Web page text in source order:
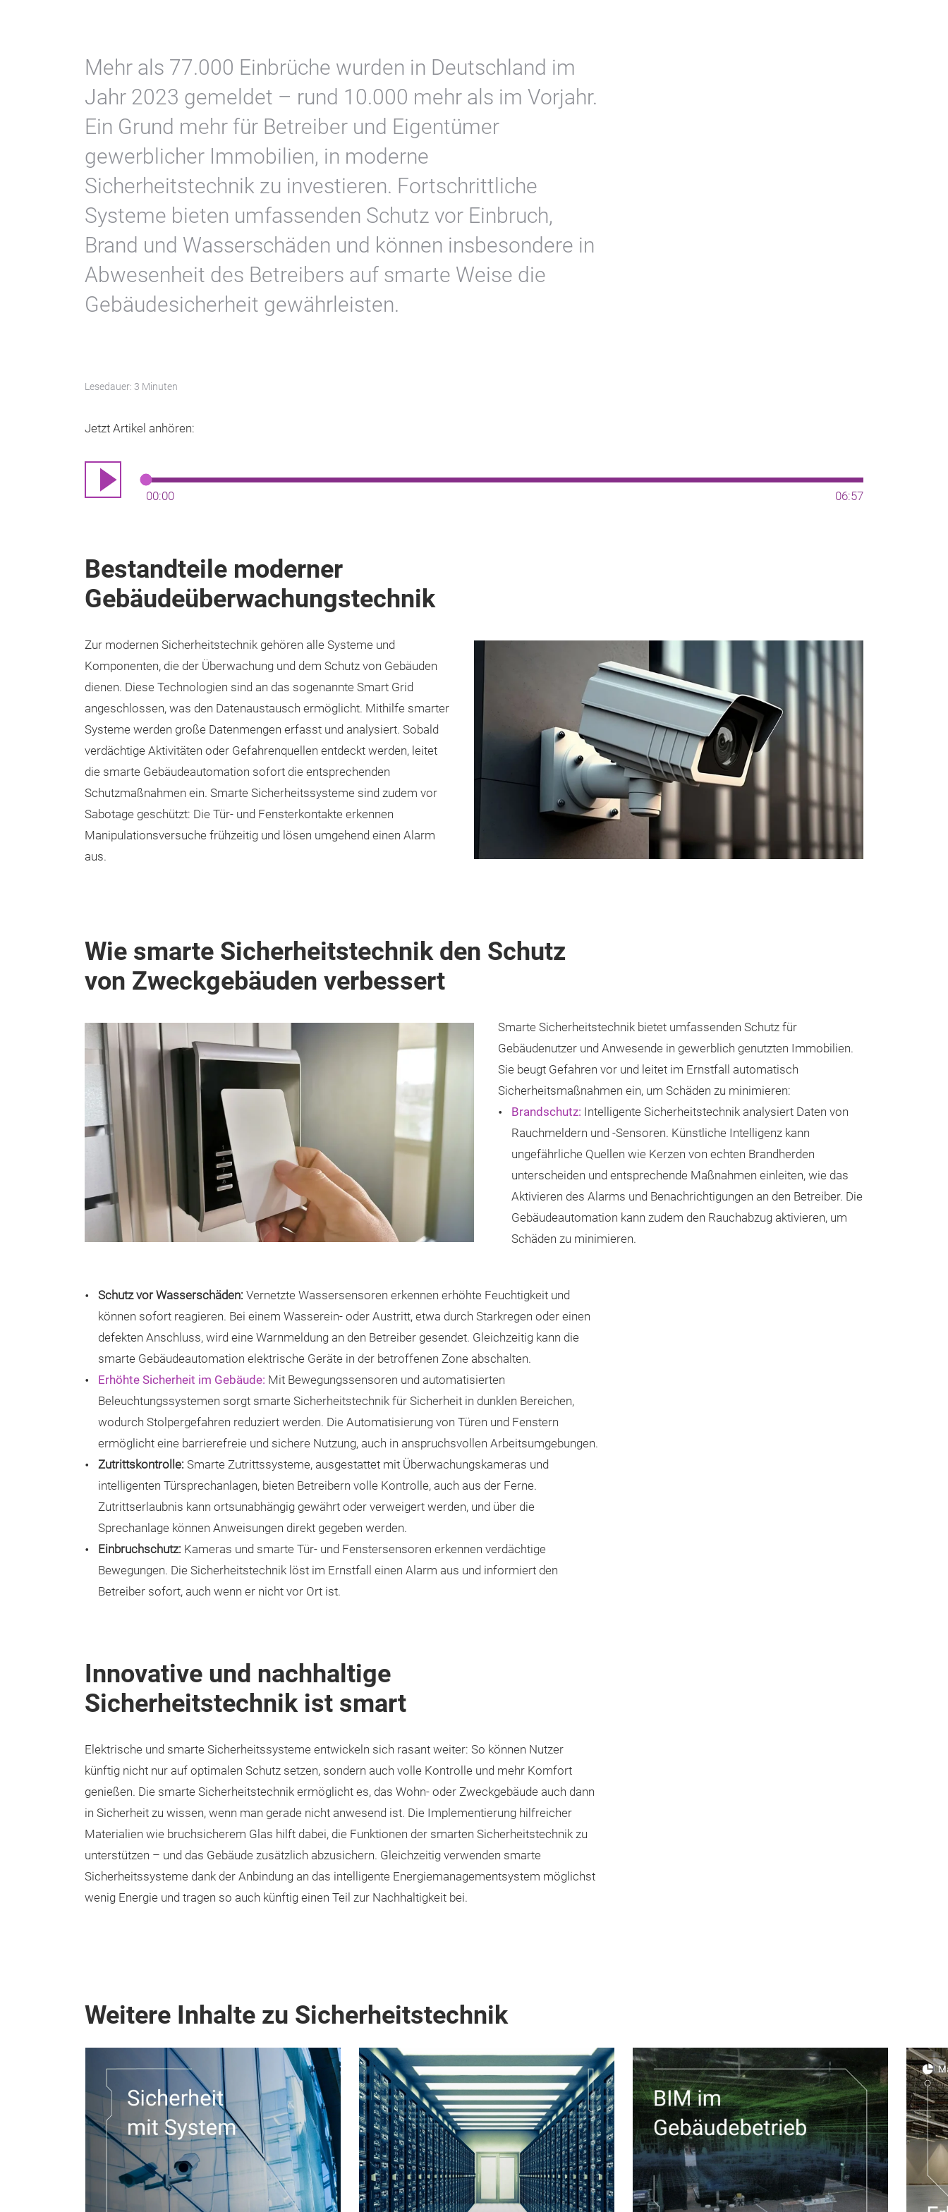
Mehr als 77.000 Einbrüche wurden in Deutschland im
Jahr 2023 gemeldet – rund 10.000 mehr als im Vorjahr.
Ein Grund mehr für Betreiber und Eigentümer
gewerblicher Immobilien, in moderne
Sicherheitstechnik zu investieren. Fortschrittliche
Systeme bieten umfassenden Schutz vor Einbruch,
Brand und Wasserschäden und können insbesondere in
Abwesenheit des Betreibers auf smarte Weise die
Gebäudesicherheit gewährleisten.
Lesedauer: 3 Minuten
Jetzt Artikel anhören:
00:00 06:57
Bestandteile moderner
Gebäudeüberwachungstechnik
Zur modernen Sicherheitstechnik gehören alle Systeme und
Komponenten, die der Überwachung und dem Schutz von Gebäuden
dienen. Diese Technologien sind an das sogenannte Smart Grid
angeschlossen, was den Datenaustausch ermöglicht. Mithilfe smarter
Systeme werden große Datenmengen erfasst und analysiert. Sobald
verdächtige Aktivitäten oder Gefahrenquellen entdeckt werden, leitet
die smarte Gebäudeautomation sofort die entsprechenden
Schutzmaßnahmen ein. Smarte Sicherheitssysteme sind zudem vor
Sabotage geschützt: Die Tür- und Fensterkontakte erkennen
Manipulationsversuche frühzeitig und lösen umgehend einen Alarm
aus.
Wie smarte Sicherheitstechnik den Schutz
von Zweckgebäuden verbessert
Smarte Sicherheitstechnik bietet umfassenden Schutz für
Gebäudenutzer und Anwesende in gewerblich genutzten Immobilien.
Sie beugt Gefahren vor und leitet im Ernstfall automatisch
Sicherheitsmaßnahmen ein, um Schäden zu minimieren:
Brandschutz: Intelligente Sicherheitstechnik analysiert Daten von
Rauchmeldern und -Sensoren. Künstliche Intelligenz kann
ungefährliche Quellen wie Kerzen von echten Brandherden
unterscheiden und entsprechende Maßnahmen einleiten, wie das
Aktivieren des Alarms und Benachrichtigungen an den Betreiber. Die
Gebäudeautomation kann zudem den Rauchabzug aktivieren, um
Schäden zu minimieren.
Schutz vor Wasserschäden: Vernetzte Wassersensoren erkennen erhöhte Feuchtigkeit und
können sofort reagieren. Bei einem Wasserein- oder Austritt, etwa durch Starkregen oder einen
defekten Anschluss, wird eine Warnmeldung an den Betreiber gesendet. Gleichzeitig kann die
smarte Gebäudeautomation elektrische Geräte in der betroffenen Zone abschalten.
Erhöhte Sicherheit im Gebäude: Mit Bewegungssensoren und automatisierten
Beleuchtungssystemen sorgt smarte Sicherheitstechnik für Sicherheit in dunklen Bereichen,
wodurch Stolpergefahren reduziert werden. Die Automatisierung von Türen und Fenstern
ermöglicht eine barrierefreie und sichere Nutzung, auch in anspruchsvollen Arbeitsumgebungen.
Zutrittskontrolle: Smarte Zutrittssysteme, ausgestattet mit Überwachungskameras und
intelligenten Türsprechanlagen, bieten Betreibern volle Kontrolle, auch aus der Ferne.
Zutrittserlaubnis kann ortsunabhängig gewährt oder verweigert werden, und über die
Sprechanlage können Anweisungen direkt gegeben werden.
Einbruchschutz: Kameras und smarte Tür- und Fenstersensoren erkennen verdächtige
Bewegungen. Die Sicherheitstechnik löst im Ernstfall einen Alarm aus und informiert den
Betreiber sofort, auch wenn er nicht vor Ort ist.
Innovative und nachhaltige
Sicherheitstechnik ist smart
Elektrische und smarte Sicherheitssysteme entwickeln sich rasant weiter: So können Nutzer
künftig nicht nur auf optimalen Schutz setzen, sondern auch volle Kontrolle und mehr Komfort
genießen. Die smarte Sicherheitstechnik ermöglicht es, das Wohn- oder Zweckgebäude auch dann
in Sicherheit zu wissen, wenn man gerade nicht anwesend ist. Die Implementierung hilfreicher
Materialien wie bruchsicherem Glas hilft dabei, die Funktionen der smarten Sicherheitstechnik zu
unterstützen – und das Gebäude zusätzlich abzusichern. Gleichzeitig verwenden smarte
Sicherheitssysteme dank der Anbindung an das intelligente Energiemanagementsystem möglichst
wenig Energie und tragen so auch künftig einen Teil zur Nachhaltigkeit bei.
Weitere Inhalte zu Sicherheitstechnik